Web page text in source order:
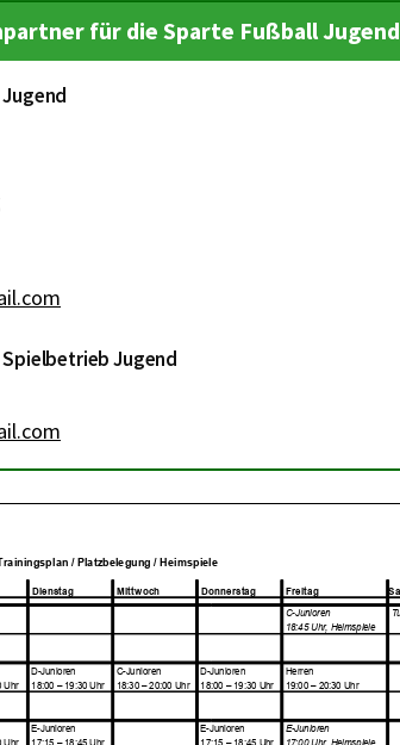
für die Sparte Fußball Jugend
Jugend